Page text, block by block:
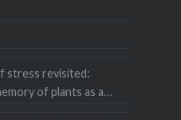
stress revisited:
of plants as a